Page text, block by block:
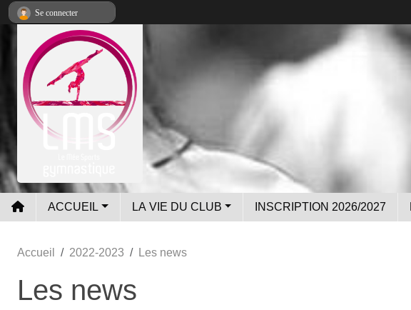
ACCUEIL LA VIE DU CLUB INSCRIPTION 2026/2027
Accueil 2022-2023 Les news
Les news
Se connecter
Panneau de gestion des cookies